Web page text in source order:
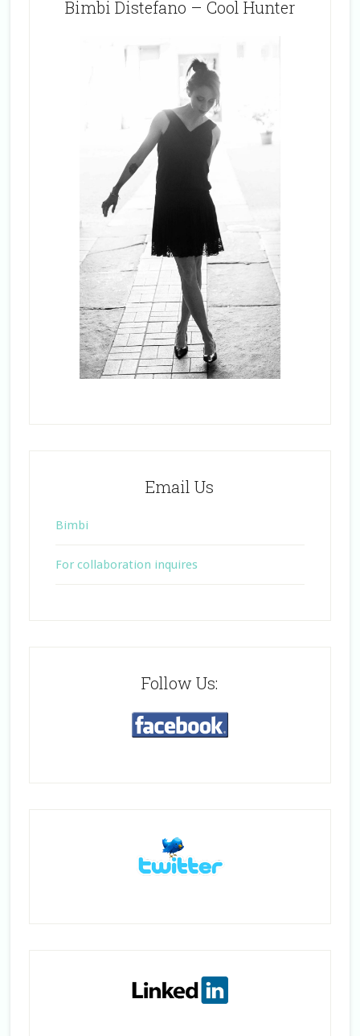
Bimbi Distefano – Cool Hunter
Email Us
Bimbi
For collaboration inquires
Follow Us: